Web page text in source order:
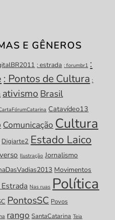
E GÊNEROS
: estrada : forumbr1 :
: Pontos de Cultura :
ativismo Brasil
Catavídeo13
Comunicação Cultura
Digiarte2 Estado Laico
Ilustração Jornalismo
Movimentos
Nas ruas Política
PontosSC Povos
rango SantaCatarina Teia